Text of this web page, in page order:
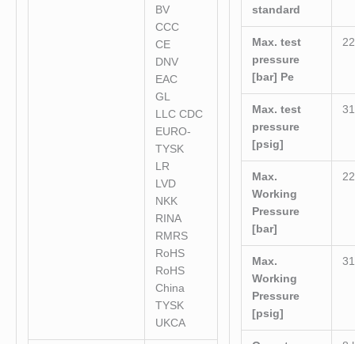
BV
CCC
CE
DNV
EAC
GL
LLC CDC
EURO-
TYSK
LR
LVD
NKK
RINA
RMRS
RoHS
RoHS
China
TYSK
UKCA
standard
Max. test
pressure
[bar] Pe
Max. test
pressure
[psig]
Max.
Working
Pressure
[bar]
Max.
Working
Pressure
[psig]